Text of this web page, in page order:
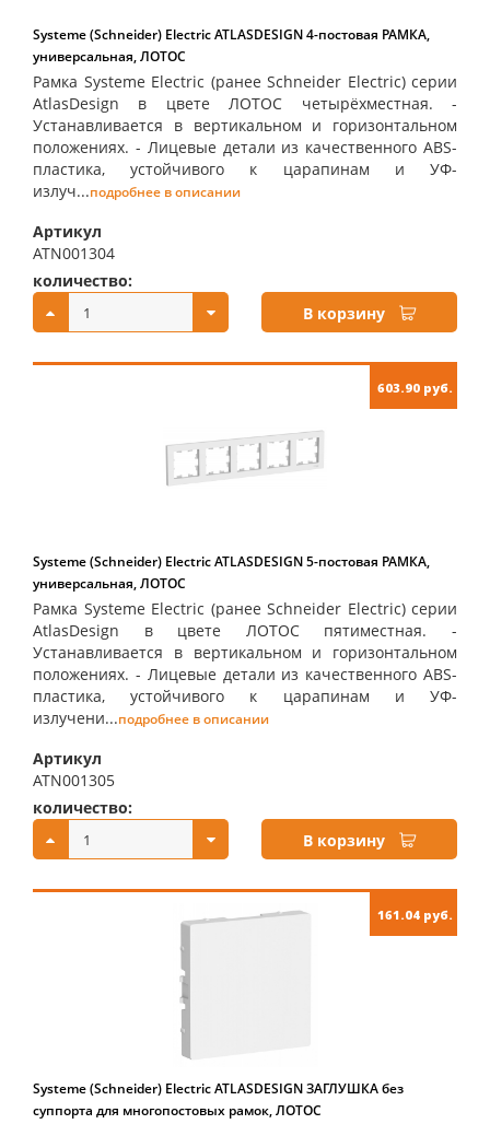
Systeme (Schneider) Electric ATLASDESIGN 4-постовая РАМКА,
универсальная, ЛОТОС
Рамка Systeme Electric (ранее Schneider Electric) серии
AtlasDesign в цвете ЛОТОС четырёхместная. -
Устанавливается в вертикальном и горизонтальном
положениях. - Лицевые детали из качественного ABS-
пластика, устойчивого к царапинам и УФ-
излуч...подробнее в описании
Артикул
ATN001304
количество:
В корзину
603.90 руб.
Systeme (Schneider) Electric ATLASDESIGN 5-постовая РАМКА,
универсальная, ЛОТОС
Рамка Systeme Electric (ранее Schneider Electric) серии
AtlasDesign в цвете ЛОТОС пятиместная. -
Устанавливается в вертикальном и горизонтальном
положениях. - Лицевые детали из качественного ABS-
пластика, устойчивого к царапинам и УФ-
излучени...подробнее в описании
Артикул
ATN001305
количество:
В корзину
161.04 руб.
Systeme (Schneider) Electric ATLASDESIGN ЗАГЛУШКА без
суппорта для многопостовых рамок, ЛОТОС